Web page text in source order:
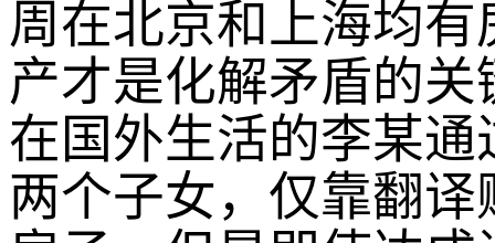
周在北京和上海均
产才是化解矛盾的
在国外生活的李某
两个子女，仅靠翻